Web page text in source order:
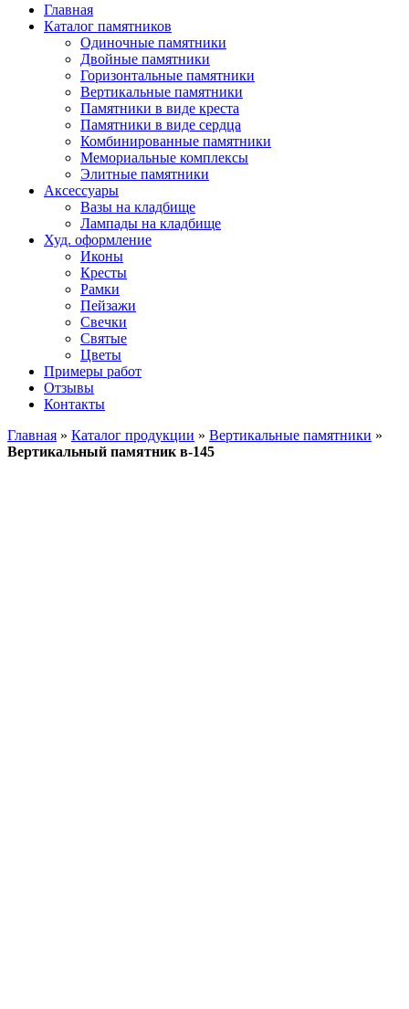
Главная
Каталог памятников
Одиночные памятники
Двойные памятники
Горизонтальные памятники
Вертикальные памятники
Памятники в виде креста
Памятники в виде сердца
Комбинированные памятники
Мемориальные комплексы
Элитные памятники
Аксессуары
Вазы на кладбище
Лампады на кладбище
Худ. оформление
Иконы
Кресты
Рамки
Пейзажи
Свечки
Святые
Цветы
Примеры работ
Отзывы
Контакты
Главная » Каталог продукции » Вертикальные памятники »
Вертикальный памятник в-145